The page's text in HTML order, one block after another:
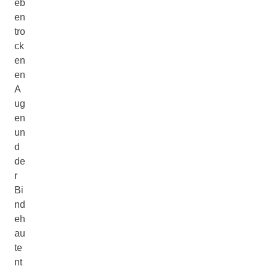
eb
en
tro
ck
en
en
A
ug
en
un
d
de
r
Bi
nd
eh
au
te
nt